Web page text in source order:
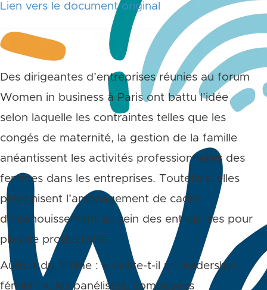
Lien vers le document original
Des dirigeantes d’entreprises réunies au forum
Women in business à Paris ont battu l’idée
selon laquelle les contraintes telles que les
congés de maternité, la gestion de la famille
anéantissent les activités professionnelles des
femmes dans les entreprises. Toutefois, elles
préconisent l’aménagement de cadre
d’épanouissement au sein des entreprises pour
plus de productivité.
Autour du thème : « existe-t-il un leadership
féminin », les panélistes, composées